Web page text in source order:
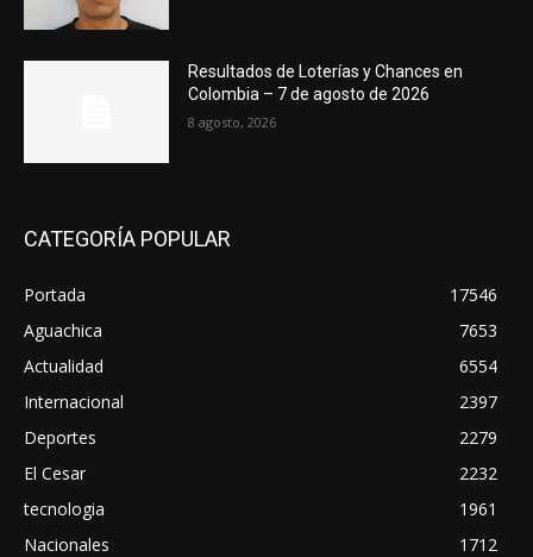
Resultados de Loterías y Chances en
Colombia – 7 de agosto de 2026
8 agosto, 2026
CATEGORÍA POPULAR
Portada
17546
Aguachica
7653
Actualidad
6554
Internacional
2397
Deportes
2279
El Cesar
2232
tecnologia
1961
Nacionales
1712